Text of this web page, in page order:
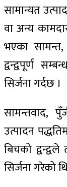
सामान्यत
वा अन्य
भएका
द्वन्द्वपूर्ण
सिर्जना गर्दछ ।
सामन्तवाद,
उत्पादन
बिचको
सिर्जना गरेको